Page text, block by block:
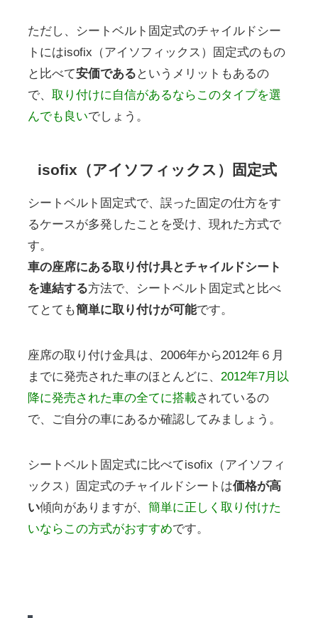
ただし、シートベルト固定式のチャイルドシー
トにはisofix（アイソフィックス）固定式のもの
と比べて安価である というメリットもあるの
で、 取り付けに自信があるならこのタイプを選
んでも良いでしょう。
isofix（アイソフィックス）固定式
シートベルト固定式で、誤った固定の仕方をす
るケースが多発したことを受け、現れた方式で
す。
車の座席にある取り付け具とチャイルドシート
を連結する方法で、シートベルト固定式と比べ
てとても簡単に取り付けが可能です。
座席の取り付け金具は、2006年から2012年６月
までに発売された車のほとんどに、 2012年7月以
降に発売された車の全てに搭載されているの
で、ご自分の車にあるか確認してみましょう。
シートベルト固定式に比べてisofix（アイソフィ
ックス）固定式のチャイルドシートは価格が高
い傾向がありますが、 簡単に正しく取り付けた
いならこの方式がおすすめです。